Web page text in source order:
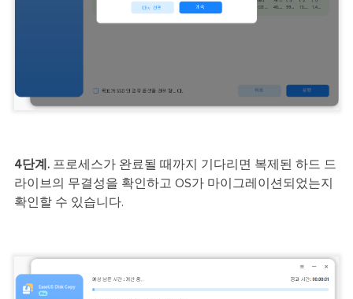
4단계.프로세스가 완료될 때까지 기다리면 복제된 하드 드
라이브의 무결성을 확인하고 OS가 마이그레이션되었는지
확인할 수 있습니다.